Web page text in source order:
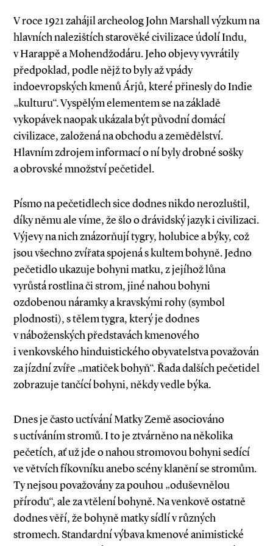
V roce 1921 zahájil archeolog John Marshall výzkum na
hlavních nalezištích starověké civilizace údolí Indu,
v Harappě a Mohendžodáru. Jeho objevy vyvrátily
předpoklad, podle nějž to byly až vpády
indoevropských kmenů Árjů, které přinesly do Indie
„kulturu“. Vyspělým elementem se na základě
vykopávek naopak ukázala být původní domácí
civilizace, založená na obchodu a zemědělství.
Hlavním zdrojem informací o ní byly drobné sošky
a obrovské množství pečetidel.
Písmo na pečetidlech sice dodnes nikdo nerozluštil,
díky němu ale víme, že šlo o drávidský jazyk i civilizaci.
Výjevy na nich znázorňují tygry, holubice a býky, což
jsou všechno zvířata spojená s kultem bohyně. Jedno
pečetidlo ukazuje bohyni matku, z jejíhož lůna
vyrůstá rostlina či strom, jiné nahou bohyni
ozdobenou náramky a kravskými rohy (symbol
plodnosti), s tělem tygra, který je dodnes
v náboženských představách kmenového
i venkovského hinduistického obyvatelstva považován
za jízdní zvíře „matiček bohyň“. Řada dalších pečetidel
zobrazuje tančící bohyni, někdy vedle býka.
Dnes je často uctívání Matky Země asociováno
s uctíváním stromů. I to je ztvárněno na několika
pečetích, ať už jde o nahou stromovou bohyni sedící
ve větvích fíkovníku anebo scény klanění se stromům.
Ty nejsou považovány za pouhou „oduševnělou
přírodu“, ale za vtělení bohyně. Na venkově ostatně
dodnes věří, že bohyně matky sídlí v různých
stromech. Standardní výbava kmenové animistické